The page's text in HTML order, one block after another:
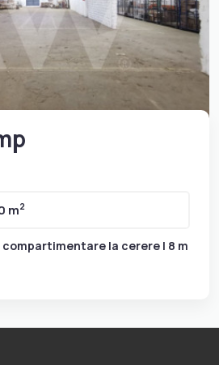
m2
compartimentare la cerere | 8 m